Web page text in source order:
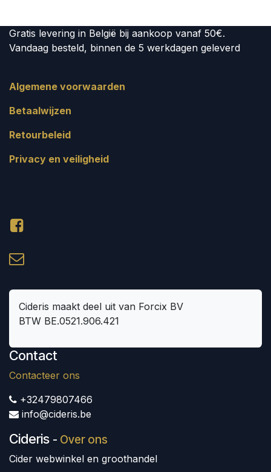
Gratis levering in België bij aankoop vanaf 50€.
Vandaag besteld, binnen de 5 werkdagen geleverd
Algemene voorwaarden
Betaalwijzen
Retourbeleid
Privacy en veiligheid
Cideris maakt deel uit van Forcix BV
BTW BE.0521.906.421
Contact
Contacteer ons
+32479807466
info@cideris.be
Cideris - Over ons
Cider webwinkel en groothandel